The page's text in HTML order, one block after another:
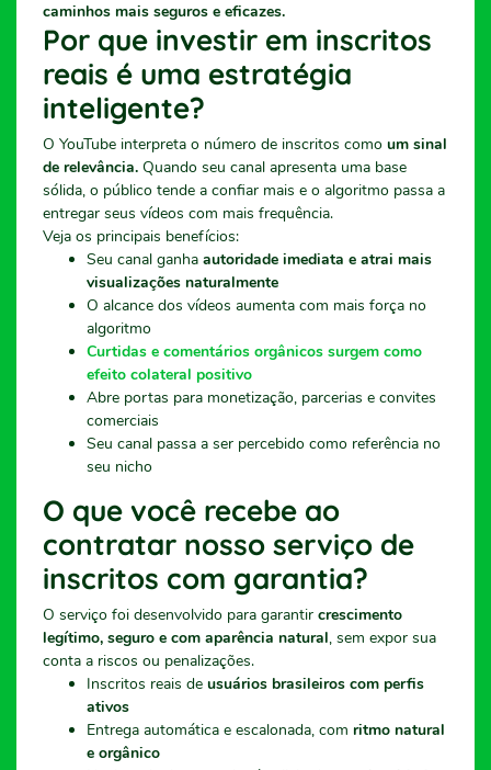
caminhos mais seguros e eficazes.
Por que investir em inscritos
reais é uma estratégia
inteligente?
O YouTube interpreta o número de inscritos como um sinal
de relevância. Quando seu canal apresenta uma base
sólida, o público tende a confiar mais e o algoritmo passa a
entregar seus vídeos com mais frequência.
Veja os principais benefícios:
Seu canal ganha autoridade imediata e atrai mais
visualizações naturalmente
O alcance dos vídeos aumenta com mais força no
algoritmo
Curtidas e comentários orgânicos surgem como
efeito colateral positivo
Abre portas para monetização, parcerias e convites
comerciais
Seu canal passa a ser percebido como referência no
seu nicho
O que você recebe ao
contratar nosso serviço de
inscritos com garantia?
O serviço foi desenvolvido para garantir crescimento
legítimo, seguro e com aparência natural, sem expor sua
conta a riscos ou penalizações.
Inscritos reais de usuários brasileiros com perfis
ativos
Entrega automática e escalonada, com ritmo natural
e orgânico